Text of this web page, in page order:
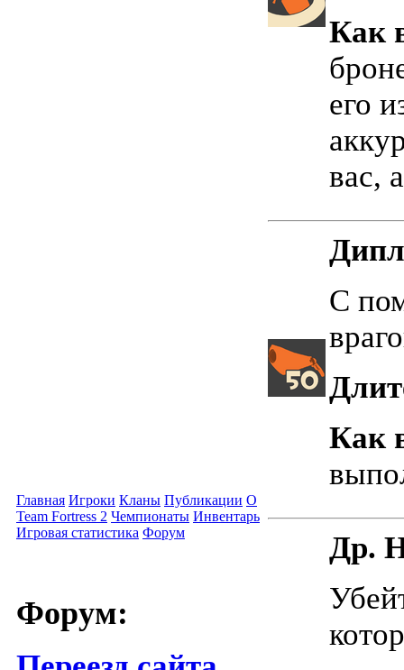
Главная Игроки Кланы Публикации О
Team Fortress 2 Чемпионаты Инвентарь
Игровая статистика Форум
Форум:
Как
его
вас,
С
Как
Др.